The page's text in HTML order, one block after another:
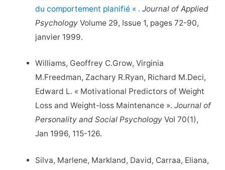
du comportement planifié « . Journal of Applied
Psychology Volume 29, Issue 1, pages 72-90,
janvier 1999.
Williams, Geoffrey C.Grow, Virginia
M.Freedman, Zachary R.Ryan, Richard M.Deci,
Edward L. « Motivational Predictors of Weight
Loss and Weight-loss Maintenance ».Journal of
Personality and Social Psychology Vol 70(1),
Jan 1996, 115-126.
Silva, Marlene, Markland, David, Carraa, Eliana,